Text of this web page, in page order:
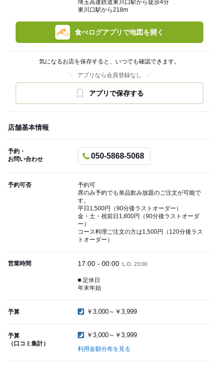
埼玉高速鉄道東川口駅から徒歩4分
東川口駅から218m
食べログアプリで地図を開く
気になるお店を保存すると、いつでも確認できます。
アプリなら会員登録なし
アプリで保存する
店舗基本情報
予約・
お問い合わせ
050-5868-5068
予約可否
予約可
席のみ予約でも単品飲み放題のご注文が可能で
す。
平日1,500円（90分後ラストオーダー）
金・土・祝前日1,800円（90分後ラストオーダ
ー）
コース料理ご注文の方は1,500円（120分後ラス
トオーダー）
営業時間 17:00 - 00:00 L.O. 23:00
■ 定休日
年末年始
予算 ￥3,000～￥3,999
予算
（口コミ集計）
￥3,000～￥3,999
利用金額分布を見る